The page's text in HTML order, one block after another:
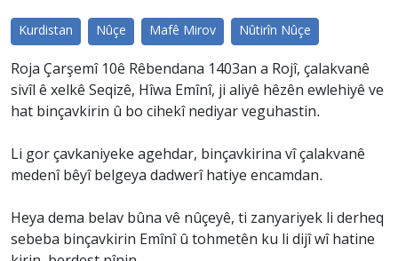
Kurdistan Nûçe Mafê Mirov Nûtirîn Nûçe
Roja Çarşemî 10ê Rêbendana 1403an a Rojî, çalakvanê
sivîl ê xelkê Seqizê, Hîwa Emînî, ji aliyê hêzên ewlehiyê ve
hat binçavkirin û bo cihekî nediyar veguhastin.
Li gor çavkaniyeke agehdar, binçavkirina vî çalakvanê
medenî bêyî belgeya dadwerî hatiye encamdan.
Heya dema belav bûna vê nûçeyê, ti zanyariyek li derheq
sebeba binçavkirin Emînî û tohmetên ku li dijî wî hatine